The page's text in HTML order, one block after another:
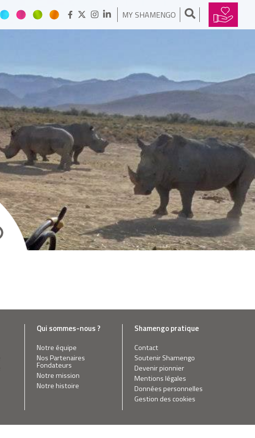
MY SHAMENGO
Qui sommes-nous ?
Notre équipe
Nos Partenaires
Fondateurs
Notre mission
Notre histoire
Shamengo pratique
Contact
Soutenir Shamengo
Devenir pionnier
Mentions légales
Données personnelles
Gestion des cookies